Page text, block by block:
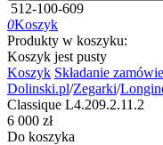
512-100-609
0Koszyk
Produkty w koszyku:
Koszyk jest pusty
Koszyk Składanie
Dolinski.pl/Zegarki/
Classique L4.209.2.11.2
‍6 000‍ zł
Do koszyka